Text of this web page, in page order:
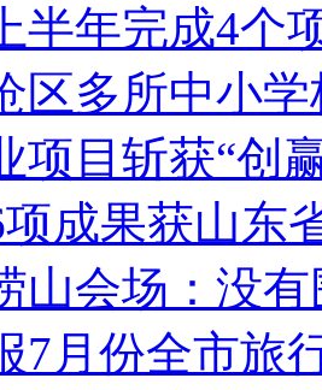
半年完成4个
区多所中小
项目斩获“创
成果获山东
山会场：没有
7月份全市旅